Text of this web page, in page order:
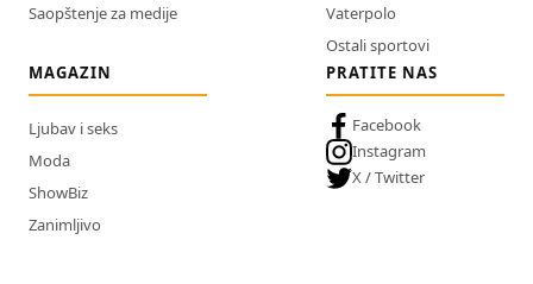
Saopštenje za medije
Vaterpolo
Ostali sportovi
MAGAZIN
Ljubav i seks
Moda
ShowBiz
Zanimljivo
PRATITE NAS
Facebook
Instagram
X / Twitter